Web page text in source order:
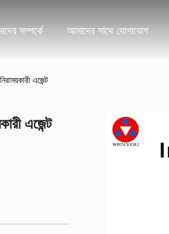
সম্পর্কে আমাদের সাথে যোগাযোগ
এজেন্ট
এজেন্ট